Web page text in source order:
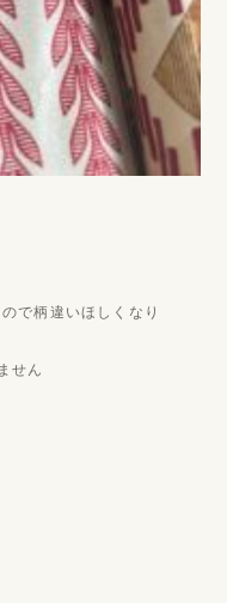
で柄違いほしくなり
せん